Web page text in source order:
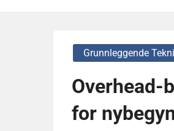
Grunnleggende
Overhead-
for